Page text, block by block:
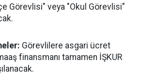
Görevlisi" veya "Okul Görevlisi"
Görevlilere asgari ücret
finansmanı tamamen İŞKUR